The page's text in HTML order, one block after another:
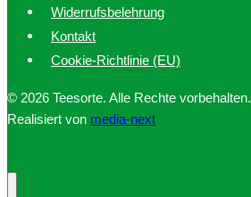
Widerrufsbelehrung
Kontakt
Cookie-Richtlinie (EU)
© 2026 Teesorte. Alle Rechte vorbehalten.
Realisiert von media-next